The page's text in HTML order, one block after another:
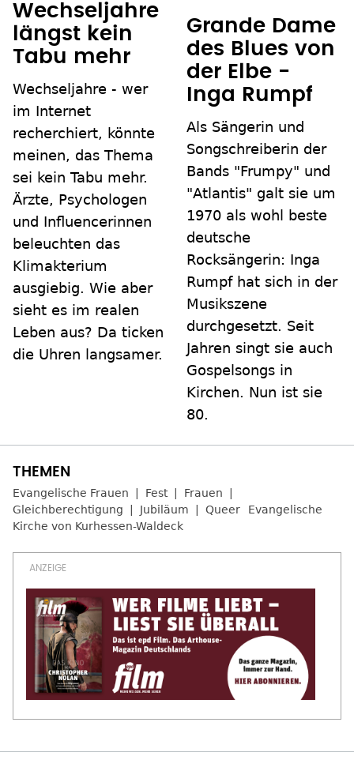
Wechseljahre
längst kein
Tabu mehr
Wechseljahre - wer
im Internet
recherchiert, könnte
meinen, das Thema
sei kein Tabu mehr.
Ärzte, Psychologen
und Influencerinnen
beleuchten das
Klimakterium
ausgiebig. Wie aber
sieht es im realen
Leben aus? Da ticken
die Uhren langsamer.
Grande Dame
des Blues von
der Elbe -
Inga Rumpf
Als Sängerin und
Songschreiberin der
Bands "Frumpy" und
"Atlantis" galt sie um
1970 als wohl beste
deutsche
Rocksängerin: Inga
Rumpf hat sich in der
Musikszene
durchgesetzt. Seit
Jahren singt sie auch
Gospelsongs in
Kirchen. Nun ist sie
80.
Evangelische Frauen Fest
Frauen
Gleichberechtigung
Jubiläum Queer
Evangelische
Kirche von Kurhessen-Waldeck